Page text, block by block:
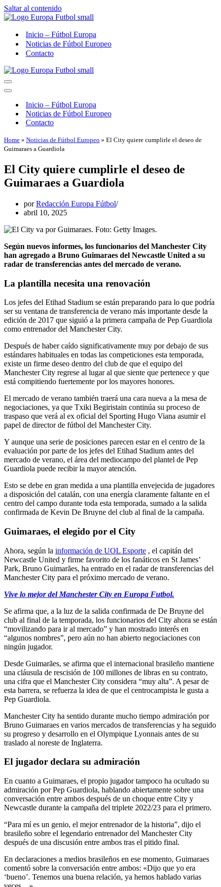
Saltar al contenido
Inicio – Fútbol Europa
Noticias de Fútbol Europeo
Contacto
Menú
de
Menú
navegaciónInicio – Fútbol Europa
Noticias de Fútbol Europeo
Contacto
Home » Noticias de Fútbol Europeo » El City quiere cumplirle el deseo de
Guimaraes a Guardiola
El City quiere cumplirle el deseo de
Guimaraes a Guardiola
porRedacción Europa Fútbol
abril 10, 2025
Según nuevos informes, los funcionarios del Manchester City
han agregado a Bruno Guimaraes del Newcastle United a su
radar de transferencias antes del mercado de verano.
La plantilla necesita una renovación
Los jefes del Etihad Stadium se están preparando para lo que podría
ser su ventana de transferencia de verano más importante desde la
edición de 2017 que siguió a la primera campaña de Pep Guardiola
como entrenador del Manchester City.
Después de haber caído significativamente muy por debajo de sus
estándares habituales en todas las competiciones esta temporada,
existe un firme deseo dentro del club de que el equipo del
Manchester City regrese al lugar al que siente que pertenece y que
está compitiendo fuertemente por los mayores honores.
El mercado de verano también traerá una cara nueva a la mesa de
negociaciones, ya que Txiki Begiristain continúa su proceso de
traspaso que verá al ex oficial del Sporting Hugo Viana asumir el
papel de director de fútbol del Manchester City.
Y aunque una serie de posiciones parecen estar en el centro de la
evaluación por parte de los jefes del Etihad Stadium antes del
mercado de verano, el área del mediocampo del plantel de Pep
Guardiola puede recibir la mayor atención.
Esto se debe en gran medida a una plantilla envejecida de jugadores
a disposición del catalán, con una energía claramente faltante en el
centro del campo durante toda esta temporada, sumado a la salida
confirmada de Kevin De Bruyne del club al final de la campaña.
Guimaraes, el elegido por el City
Ahora, según la información de UOL Esporte , el capitán del
Newcastle United y firme favorito de los fanáticos en St James’
Park, Bruno Guimarães, ha entrado en el radar de transferencias del
Manchester City para el próximo mercado de verano.
Vive lo mejor del Manchester City en Europa Futbol.
Se afirma que, a la luz de la salida confirmada de De Bruyne del
club al final de la temporada, los funcionarios del City ahora se están
“movilizando para ir al mercado” y han mostrado interés en
“algunos nombres”, pero aún no han abierto negociaciones con
ningún jugador.
Desde Guimarães, se afirma que el internacional brasileño mantiene
una cláusula de rescisión de 100 millones de libras en su contrato,
una cifra que el Manchester City considera “muy alta”. A pesar de
esta barrera, se refuerza la idea de que el centrocampista le gusta a
Pep Guardiola.
Manchester City ha sentido durante mucho tiempo admiración por
Bruno Guimaraes en varios mercados de transferencias y ha seguido
su progreso y desarrollo en el Olympique Lyonnais antes de su
traslado al noreste de Inglaterra.
El jugador declara su admiración
En cuanto a Guimaraes, el propio jugador tampoco ha ocultado su
admiración por Pep Guardiola, hablando abiertamente sobre una
conversación entre ambos después de un choque entre City y
Newcastle durante la campaña del triplete 2022/23 para el primero.
“Para mí es un genio, el mejor entrenador de la historia”, dijo el
brasileño sobre el legendario entrenador del Manchester City
después de una discusión entre ambos tras el pitido final.
En declaraciones a medios brasileños en ese momento, Guimaraes
comentó sobre la conversación entre ambos: «Dijo que yo era
‘bueno’. Tenemos una buena relación, ya hemos hablado varias